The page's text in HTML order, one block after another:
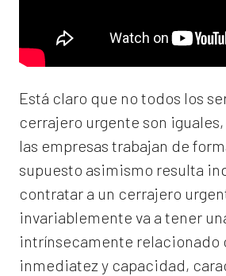
Está claro que no todos los
cerrajero urgente son
las empresas trabajan de
supuesto asimismo resulta
contratar a un cerrajero
invariablemente va a tener
intrínsecamente relacionado
inmediatez y capacidad,